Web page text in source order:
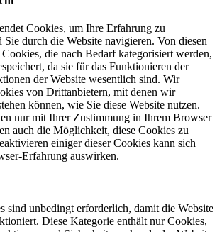
Cookies, um Ihre Erfahrung zu
Sie durch die Website navigieren. Von diesen
die nach Bedarf kategorisiert werden,
da sie für das Funktionieren der
der Website wesentlich sind. Wir
von Drittanbietern, mit denen wir
können, wie Sie diese Website nutzen.
nur mit Ihrer Zustimmung in Ihrem Browser
auch die Möglichkeit, diese Cookies zu
einiger dieser Cookies kann sich
Erfahrung auswirken.
sind unbedingt erforderlich, damit die Website
Diese Kategorie enthält nur Cookies,